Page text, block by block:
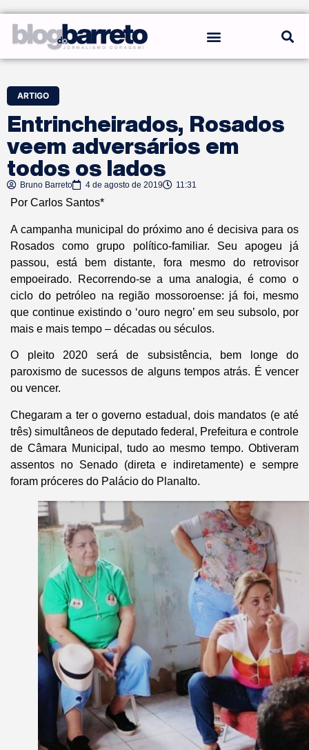
ARTIGO
Entrincheirados, Rosados
veem adversários em
todos os lados
Bruno Barreto 4 de agosto de 2019 11:31
Por Carlos Santos*
A campanha municipal do próximo ano é decisiva para os
Rosados como grupo político-familiar. Seu apogeu já
passou, está bem distante, fora mesmo do retrovisor
empoeirado. Recorrendo-se a uma analogia, é como o
ciclo do petróleo na região mossoroense: já foi, mesmo
que continue existindo o ‘ouro negro’ em seu subsolo, por
mais e mais tempo – décadas ou séculos.
O pleito 2020 será de subsistência, bem longe do
paroxismo de sucessos de alguns tempos atrás. É vencer
ou vencer.
Chegaram a ter o governo estadual, dois mandatos (e até
três) simultâneos de deputado federal, Prefeitura e controle
de Câmara Municipal, tudo ao mesmo tempo. Obtiveram
assentos no Senado (direta e indiretamente) e sempre
foram próceres do Palácio do Planalto.